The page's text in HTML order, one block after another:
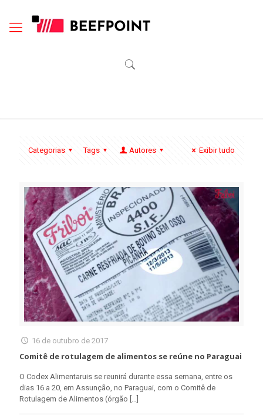
Categorias Tags Autores Exibir tudo
16 de outubro de 2017
Comitê de rotulagem de alimentos se reúne no Paraguai
O Codex Alimentaruis se reunirá durante essa semana, entre os
dias 16 a 20, em Assunção, no Paraguai, com o Comitê de
Rotulagem de Alimentos (órgão